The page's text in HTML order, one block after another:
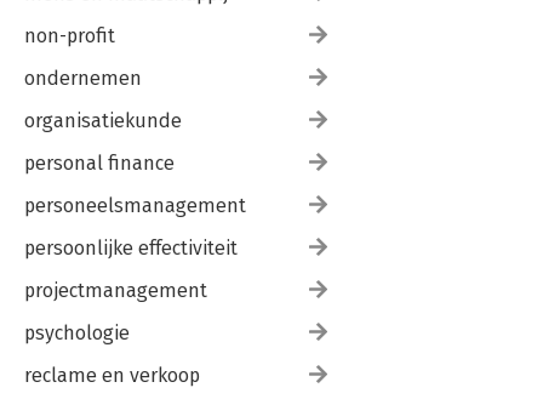
non-profit
ondernemen
organisatiekunde
personal finance
personeelsmanagement
persoonlijke effectiviteit
projectmanagement
psychologie
reclame en verkoop